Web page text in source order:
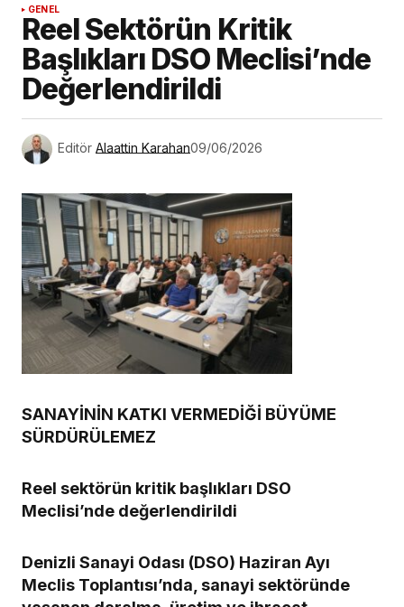
GENEL
Reel Sektörün Kritik
Başlıkları DSO Meclisi’nde
Değerlendirildi
Editör Alaattin Karahan09/06/2026
SANAYİNİN KATKI VERMEDİĞİ BÜYÜME
SÜRDÜRÜLEMEZ
Reel sektörün kritik başlıkları DSO
Meclisi’nde değerlendirildi
Denizli Sanayi Odası (DSO) Haziran Ayı
Meclis Toplantısı’nda, sanayi sektöründe